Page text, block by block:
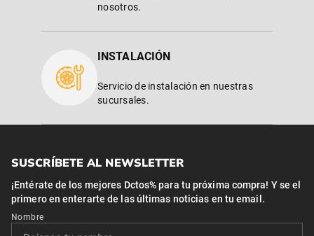
nosotros.
INSTALACIÓN
Servicio de instalación en nuestras
sucursales.
SUSCRÍBETE AL NEWSLETTER
¡Entérate de los mejores Dctos% para tu próxima compra! Y se el
primero en enterarte de las últimas noticias en tu email.
Nombre